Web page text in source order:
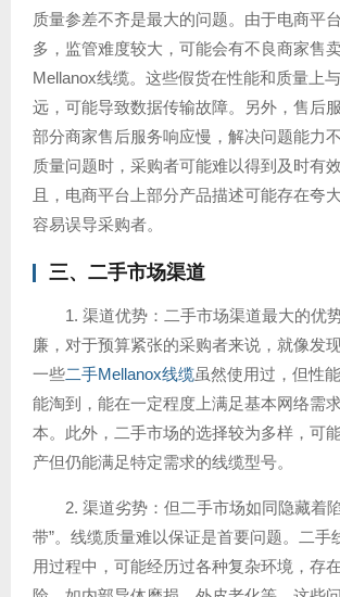
质量参差不齐是最大的问题。由于电商平
多，监管难度较大，可能会有不良商家售
Mellanox线缆。这些假货在性能和质量上
远，可能导致数据传输故障。另外，售后
部分商家售后服务响应慢，解决问题能力
质量问题时，采购者可能难以得到及时有
且，电商平台上部分产品描述可能存在夸
容易误导采购者。
三、二手市场渠道
1. 渠道优势：二手市场渠道最大的优
廉，对于预算紧张的采购者来说，就像发现
一些二手Mellanox线缆虽然使用过，但性
能淘到，能在一定程度上满足基本网络需
本。此外，二手市场的选择较为多样，可
产但仍能满足特定需求的线缆型号。
2. 渠道劣势：但二手市场如同隐藏着
带”。线缆质量难以保证是首要问题。二手
用过程中，可能经历过各种复杂环境，存